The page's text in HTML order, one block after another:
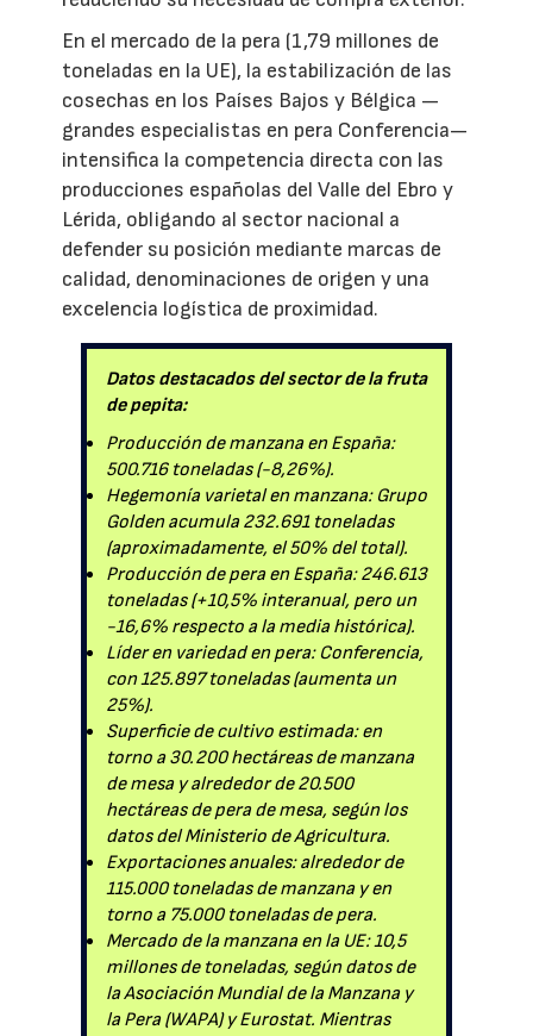
En el mercado de la pera (1,79 millones de
toneladas en la UE), la estabilización de las
cosechas en los Países Bajos y Bélgica —
grandes especialistas en pera Conferencia—
intensifica la competencia directa con las
producciones españolas del Valle del Ebro y
Lérida, obligando al sector nacional a
defender su posición mediante marcas de
calidad, denominaciones de origen y una
excelencia logística de proximidad.
Datos destacados del sector de la fruta
de pepita:
Producción de manzana en España:
500.716 toneladas (-8,26%).
Hegemonía varietal en manzana: Grupo
Golden acumula 232.691 toneladas
(aproximadamente, el 50% del total).
Producción de pera en España: 246.613
toneladas (+10,5% interanual, pero un
-16,6% respecto a la media histórica).
Líder en variedad en pera: Conferencia,
con 125.897 toneladas (aumenta un
25%).
Superficie de cultivo estimada: en
torno a 30.200 hectáreas de manzana
de mesa y alrededor de 20.500
hectáreas de pera de mesa, según los
datos del Ministerio de Agricultura.
Exportaciones anuales: alrededor de
115.000 toneladas de manzana y en
torno a 75.000 toneladas de pera.
Mercado de la manzana en la UE: 10,5
millones de toneladas, según datos de
la Asociación Mundial de la Manzana y
la Pera (WAPA) y Eurostat. Mientras